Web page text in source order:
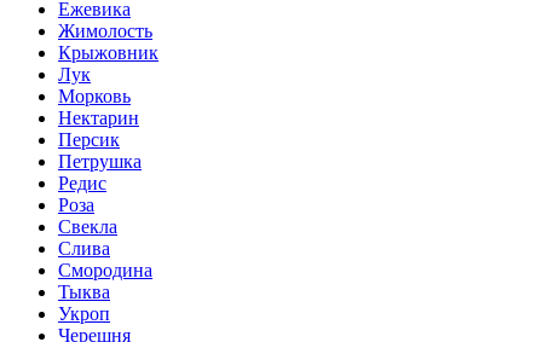
Ежевика
Жимолость
Крыжовник
Лук
Морковь
Нектарин
Персик
Петрушка
Редис
Роза
Свекла
Слива
Смородина
Тыква
Укроп
Черешня